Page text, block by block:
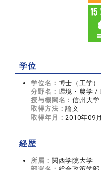
学位
学位名： 博士（工学）
分野名： 環境・農学 /
授与機関名：信州大学
取得方法：論文
取得年月： 2010年09月
経歴
所属： 関西学院大学